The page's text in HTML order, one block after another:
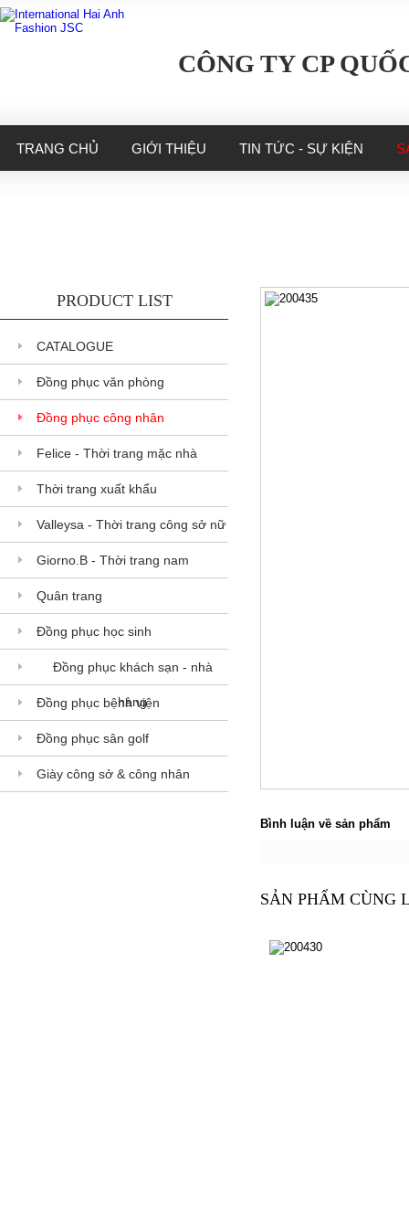
CÔNG TY CP
TRANG CHỦ GIỚI THIỆU TIN TỨC - SỰ KIỆN
PRODUCT LIST
CATALOGUE
Đồng phục văn phòng
Đồng phục công nhân
Felice - Thời trang mặc nhà
Thời trang xuất khẩu
Valleysa - Thời trang công sở nữ
Giorno.B - Thời trang nam
Quân trang
Đồng phục học sinh
Đồng phục khách sạn - nhà
hàng
Đồng phục bệnh viện
Đồng phục sân golf
Giày công sở & công nhân
Bình luận về sản phẩm
SẢN PHẨM CÙNG